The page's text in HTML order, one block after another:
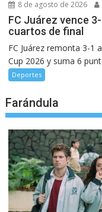
8 de agosto de 2026
FC Juárez vence
cuartos de final
FC Juárez remonta 3-1
Cup 2026 y suma 6
Deportes
Farándula